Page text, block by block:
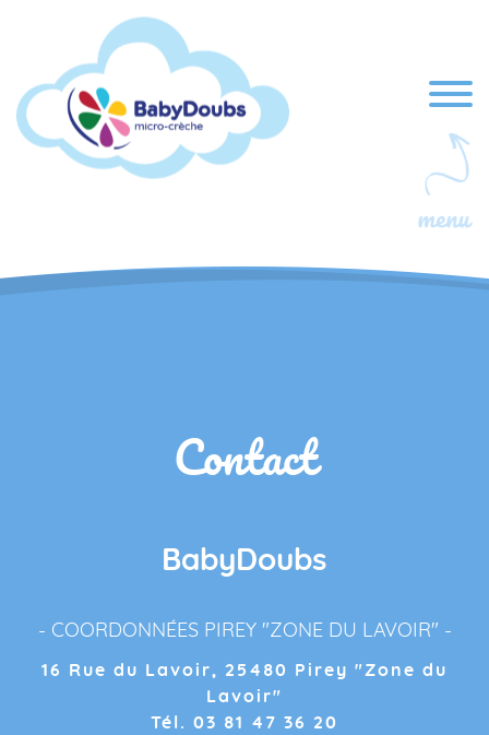
Contact
BabyDoubs
- COORDONNÉES PIREY "ZONE DU LAVOIR" -
16 Rue du Lavoir, 25480 Pirey "Zone du
Lavoir"
Tél. 03 81 47 36 20